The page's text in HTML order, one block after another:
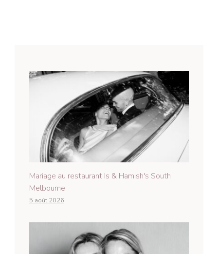
Mariage au restaurant Is & Hamish's South
Melbourne
5 août 2026